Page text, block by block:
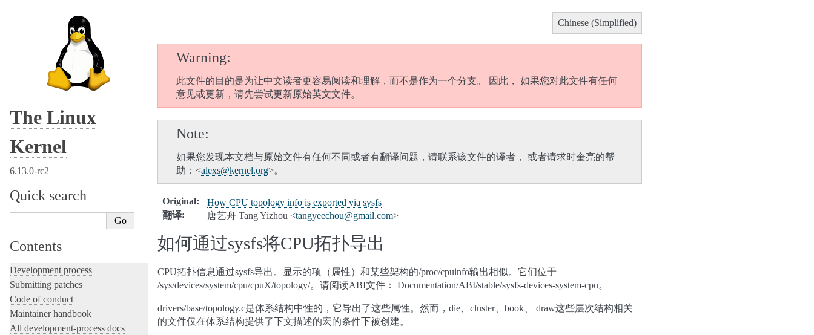
The Linux
Kernel
6.13.0-rc2
Quick search
Contents
Development process
Submitting patches
Code of conduct
Maintainer handbook
All development-process docs
Chinese (Simplified)
Warning
此文件的目的是为让中文读者更容易阅读和理解，而不是作为一个分支。 因此， 如果您对此文件有任何
意见或更新，请先尝试更新原始英文文件。
Note
如果您发现本文档与原始文件有任何不同或者有翻译问题，请联系该文件的译者， 或者请求时奎亮的帮
助：<alexs@kernel.org>。
Original:
How CPU topology info is exported via sysfs
翻译: 唐艺舟 Tang Yizhou <tangyeechou@gmail.com>
如何通过sysfs将CPU拓扑导出
CPU拓扑信息通过sysfs导出。显示的项（属性）和某些架构的/proc/cpuinfo输出相似。它们位于
/sys/devices/system/cpu/cpuX/topology/。请阅读ABI文件： Documentation/ABI/stable/sysfs-devices-system-cpu。
drivers/base/topology.c是体系结构中性的，它导出了这些属性。然而，die、cluster、book、 draw这些层次结构相关
的文件仅在体系结构提供了下文描述的宏的条件下被创建。